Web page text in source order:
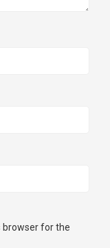
browser for the